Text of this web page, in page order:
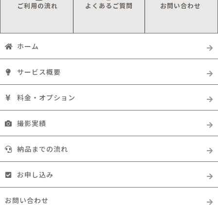
ご利用の流れ よくあるご質問 お問い合わせ
ホーム
サービス概要
料金・オプション
撮影実績
納品までの流れ
お申し込み
お問い合わせ